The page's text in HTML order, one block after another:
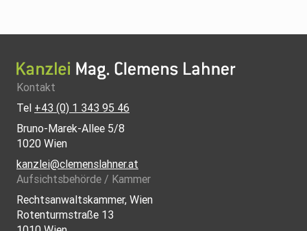
Mag. Clemens Lahner, Rechtsanwalt
Kontakt
Tel +43 (0) 1 343 95 46
Bruno-Marek-Allee 5/8
1020 Wien
kanzlei@clemenslahner.at
Aufsichtsbehörde / Kammer
Rechtsanwaltskammer, Wien
Rotenturmstraße 13